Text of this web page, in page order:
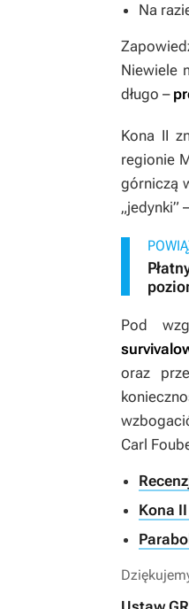
Na
Niewiele
długo –
Kona II
regionie
górniczą
„jedynki”
Pod
oraz
Carl
Kona